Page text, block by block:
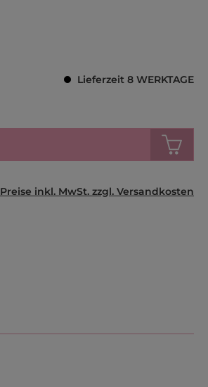
Lieferzeit 8 WERKTAGE
Preise inkl. MwSt. zzgl. Versandkosten